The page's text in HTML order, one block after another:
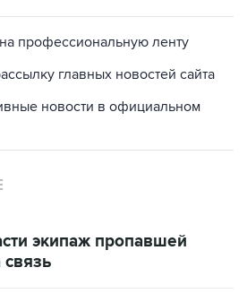
профессиональную ленту
главных новостей сайта
новости в официальном
экипаж пропавшей